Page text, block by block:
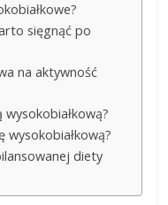
sięgnąć po
na aktywność
wysokobiałkową?
wysokobiałkową?
diety